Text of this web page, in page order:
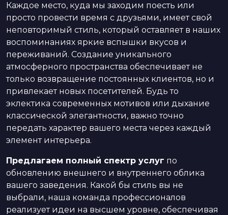
Каждое место, куда мы заходим поесть или
просто провести время с друзьями, имеет свой
неповторимый стиль, который оставляет в наших
воспоминаниях яркие вспышки вкусов и
переживаний. Создание уникального
атмосферного пространства обеспечивает не
только возвращение постоянных клиентов, но и
привлекает новых посетителей. Будь то
эклектика современных мотивов или дыхание
классической элегантности, важно точно
передать характер вашего места через каждый
элемент интерьера.
Предлагаем полный спектр услуг по
обновлению внешнего и внутреннего облика
вашего заведения. Какой бы стиль вы не
выбрали, наша команда профессионалов
реализует идеи на высшем уровне, обеспечивая